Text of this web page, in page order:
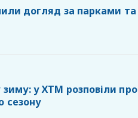
догляд за парками та
у ХТМ розповіли про
сезону